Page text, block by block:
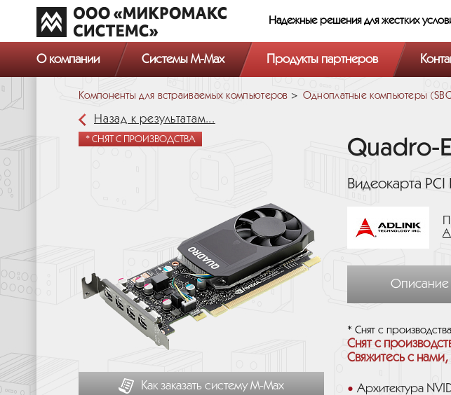
Надежные решения для жестких
О компании Системы M-Max Продукты партнеров
Компоненты для встраиваемых компьютеров Одноплатные компьютеры
Назад к результатам...
* СНЯТ С ПРОИЗВОДСТВА
Как заказать систему М-Мах
Quadro-
Видеокарта
Описание
* Снят с производства
Снят с
Свяжитесь с нами,
Архитектура